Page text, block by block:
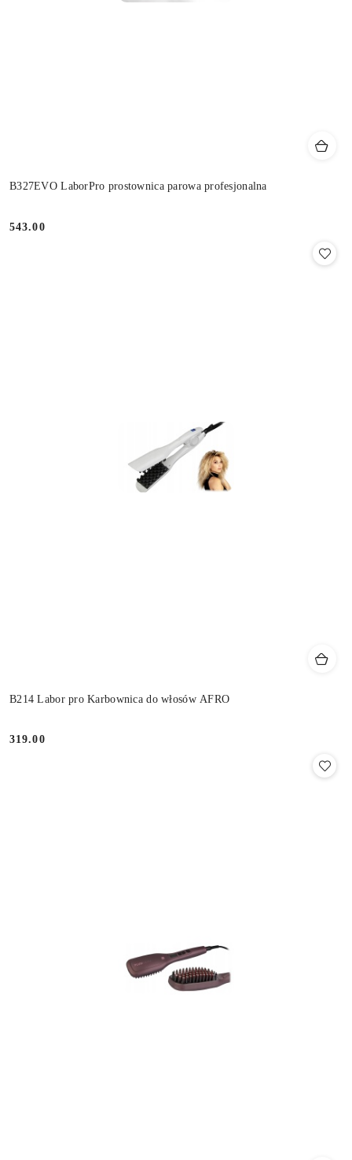
B327EVO LaborPro prostownica parowa profesjonalna
Cena:
543.00
B214 Labor pro Karbownica do włosów AFRO
Cena:
319.00